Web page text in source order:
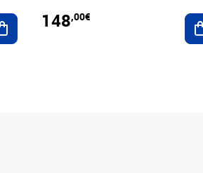
Ajouter au panier
148,00€